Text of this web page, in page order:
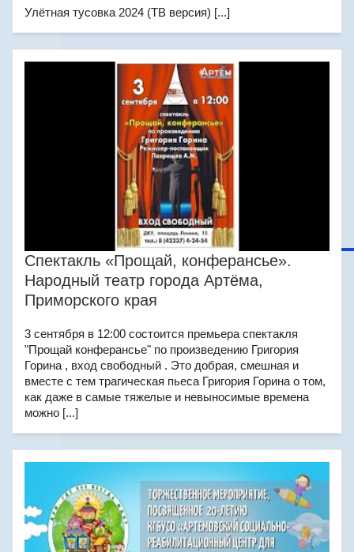
Улётная тусовка 2024 (ТВ версия) [...]
Спектакль «Прощай, конферансье».
Народный театр города Артёма,
Приморского края
3 сентября в 12:00 состоится премьера спектакля
"Прощай конферансье" по произведению Григория
Горина , вход свободный . Это добрая, смешная и
вместе с тем трагическая пьеса Григория Горина о том,
как даже в самые тяжелые и невыносимые времена
можно [...]